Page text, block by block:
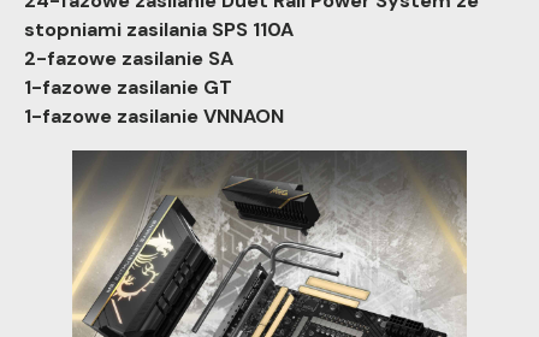
stopniami zasilania SPS 110A
2-fazowe zasilanie SA
1-fazowe zasilanie GT
1-fazowe zasilanie VNNAON